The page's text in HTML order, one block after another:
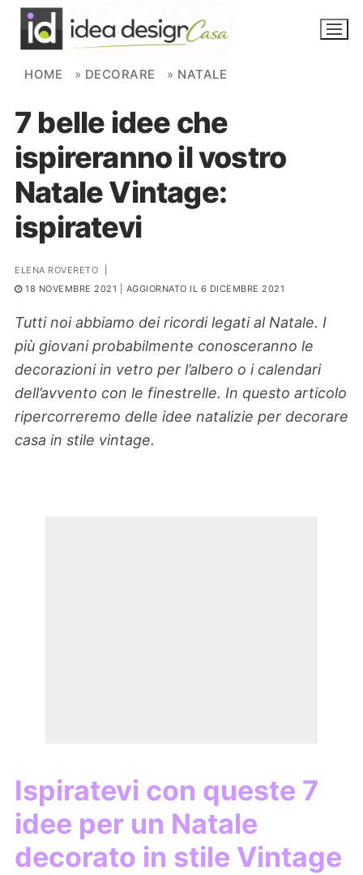
Skip to content
NOVITÀ
AMBIENTI
FAI DA TE
PIANTE
Ortaggio
Search for:
HOME » DECORARE » NATALE
7 belle idee che
ispireranno il vostro
Natale Vintage:
ispiratevi
ELENA ROVERETO
18 NOVEMBRE 2021 | AGGIORNATO IL 6 DICEMBRE 2021
Tutti noi abbiamo dei ricordi legati al Natale. I
più giovani probabilmente conosceranno le
decorazioni in vetro per l’albero o i calendari
dell’avvento con le finestrelle. In questo articolo
ripercorreremo delle idee natalizie per decorare
casa in stile vintage.
Ispiratevi con queste 7
idee per un Natale
decorato in stile Vintage